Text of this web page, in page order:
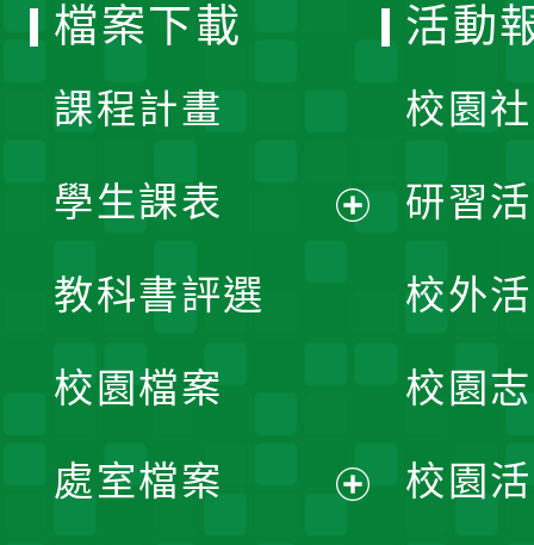
檔案下載
課程計畫
學生課表
單
教科書評選
校園檔案
處室檔案
活動
校園
研習
校外
校園
校園